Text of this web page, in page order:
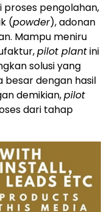
proses pengolahan,
(powder), adonan
Mampu meniru
pilot plantini
solusi yang
besar dengan hasil
demikian,pilot
dari tahap